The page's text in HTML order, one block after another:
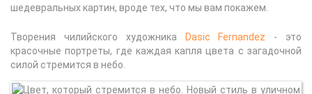
шедевральных картин, вроде тех, что мы вам покажем.
Творения чилийского художника Dasic Fernandez - это
красочные портреты, где каждая капля цвета с загадочной
силой стремится в небо.